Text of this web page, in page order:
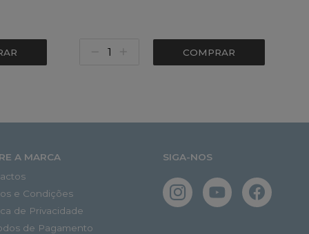
COMPRAR
A MARCA
e Condições
de Privacidade
de Pagamento
SIGA-NOS